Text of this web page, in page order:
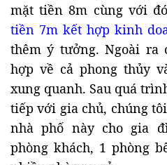
mặt tiền 8m cùng với
tiền 7m kết hợp kinh
thêm ý tưởng. Ngoài ra
hợp về cả phong thủy
xung quanh. Sau quá
tiếp với gia chủ, chúng
nhà phố này cho gia
phòng khách, 1 phòng